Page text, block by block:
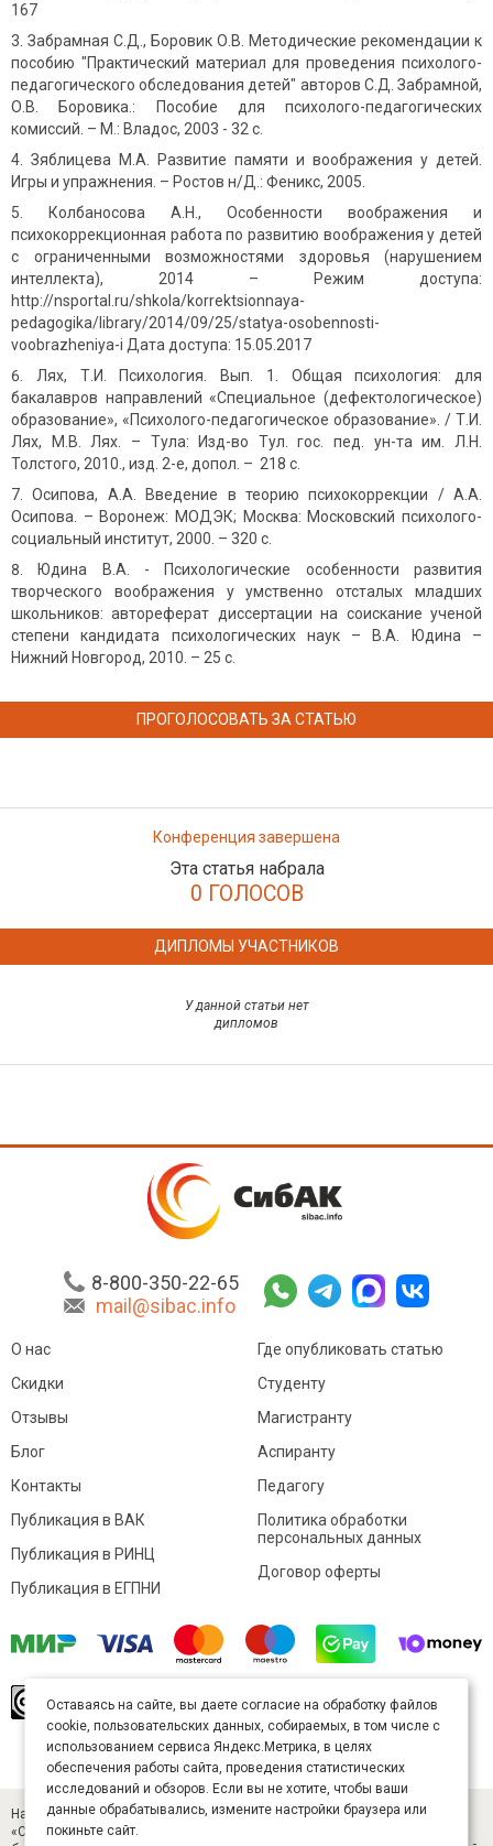
167
Забрамная С.Д., Боровик О.В. Методические рекомендации к
пособию "Практический материал для проведения психолого-
педагогического обследования детей" авторов С.Д. Забрамной,
О.В. Боровика.: Пособие для психолого-педагогических
комиссий. – М.: Владос, 2003 - 32 с.
Зяблицева М.А. Развитие памяти и воображения у детей.
Игры и упражнения. – Ростов н/Д.: Феникс, 2005.
Колбаносова А.Н., Особенности воображения и
психокоррекционная работа по развитию воображения у детей
с ограниченными возможностями здоровья (нарушением
интеллекта), 2014 – Режим доступа:
http://nsportal.ru/shkola/korrektsionnaya-
pedagogika/library/2014/09/25/statya-osobennosti-
voobrazheniya-i Дата доступа: 15.05.2017
Лях, Т.И. Психология. Вып. 1. Общая психология: для
бакалавров направлений «Специальное (дефектологическое)
образование», «Психолого-педагогическое образование». / Т.И.
Лях, М.В. Лях. – Тула: Изд-во Тул. гос. пед. ун-та им. Л.Н.
Толстого, 2010., изд. 2-е, допол. – 218 с.
Осипова, А.А. Введение в теорию психокоррекции / А.А.
Осипова. – Воронеж: МОДЭК; Москва: Московский психолого-
социальный институт, 2000. – 320 с.
Юдина В.А. - Психологические особенности развития
творческого воображения у умственно отсталых младших
школьников: автореферат диссертации на соискание ученой
степени кандидата психологических наук – В.А. Юдина –
Нижний Новгород, 2010. – 25 с.
ПРОГОЛОСОВАТЬ ЗА СТАТЬЮ
Конференция завершена
Эта статья набрала
0 ГОЛОСОВ
ДИПЛОМЫ УЧАСТНИКОВ
У данной статьи нет
дипломов
8-800-350-22-65
mail@sibac.info
О нас
Скидки
Отзывы
Блог
Контакты
Где опубликовать статью
Студенту
Магистранту
Аспиранту
Педагогу
Публикация в ВАК
Публикация в РИНЦ
Публикация в ЕГПНИ
Политика обработки
персональных данных
Договор оферты
произведение доступно полицензии Creative
Commons «Attribution» («Атрибуция») 4.0
Непортированная.
Карта сайта
Научный журнал «Студенческий» (ISSN 2541-9412). Издатель — ООО
«СибАК» (ИНН 5402054157). Размещается в Научной электронной
Оставаясь на сайте, вы даете согласие на обработку файлов
cookie, пользовательских данных, собираемых, в том числе с
использованием сервиса Яндекс.Метрика, в целях
обеспечения работы сайта, проведения статистических
исследований и обзоров. Если вы не хотите, чтобы ваши
данные обрабатывались, измените настройки браузера или
покиньте сайт.